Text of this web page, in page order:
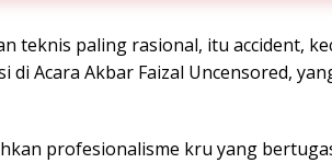
teknis paling rasional, itu accident,
di Acara Akbar Faizal Uncensored,
profesionalisme kru yang